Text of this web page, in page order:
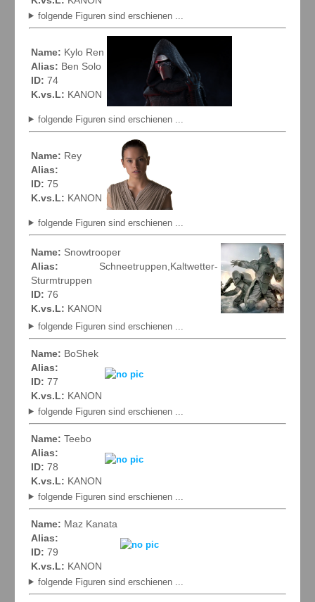
folgende Figuren sind erschienen ...
Name: Kylo Ren
Alias: Ben Solo
ID: 74
K.vs.L: KANON
folgende Figuren sind erschienen ...
Name: Rey
Alias:
ID: 75
K.vs.L: KANON
folgende Figuren sind erschienen ...
Name: Snowtrooper
Alias: Schneetruppen,Kaltwetter-
Sturmtruppen
ID: 76
K.vs.L: KANON
folgende Figuren sind erschienen ...
Name: BoShek
Alias:
ID: 77
K.vs.L: KANON
folgende Figuren sind erschienen ...
Name: Teebo
Alias:
ID: 78
K.vs.L: KANON
folgende Figuren sind erschienen ...
Name: Maz Kanata
Alias:
ID: 79
K.vs.L: KANON
folgende Figuren sind erschienen ...